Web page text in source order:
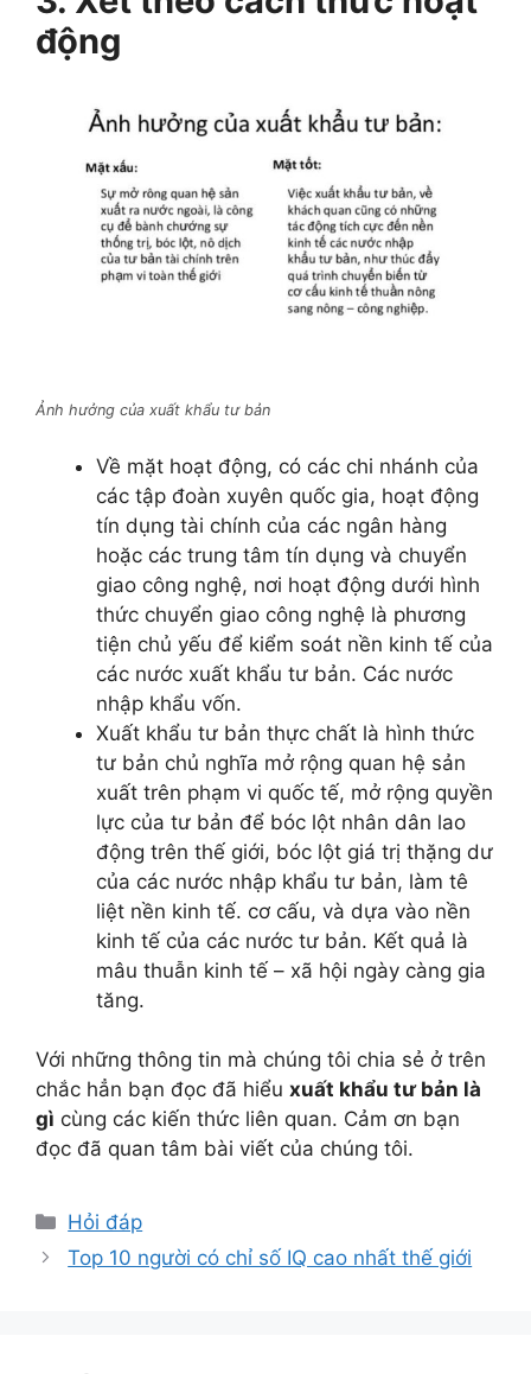
động
Ảnh hưởng của xuất khẩu tư bản
Về mặt hoạt động, có các chi nhánh của
các tập đoàn xuyên quốc gia, hoạt động
tín dụng tài chính của các ngân hàng
hoặc các trung tâm tín dụng và chuyển
giao công nghệ, nơi hoạt động dưới hình
thức chuyển giao công nghệ là phương
tiện chủ yếu để kiểm soát nền kinh tế của
các nước xuất khẩu tư bản. Các nước
nhập khẩu vốn.
Xuất khẩu tư bản thực chất là hình thức
tư bản chủ nghĩa mở rộng quan hệ sản
xuất trên phạm vi quốc tế, mở rộng quyền
lực của tư bản để bóc lột nhân dân lao
động trên thế giới, bóc lột giá trị thặng dư
của các nước nhập khẩu tư bản, làm tê
liệt nền kinh tế. cơ cấu, và dựa vào nền
kinh tế của các nước tư bản. Kết quả là
mâu thuẫn kinh tế – xã hội ngày càng gia
tăng.
Với những thông tin mà chúng tôi chia sẻ ở trên
chắc hẳn bạn đọc đã hiểu xuất khẩu tư bản là
gì cùng các kiến thức liên quan. Cảm ơn bạn
đọc đã quan tâm bài viết của chúng tôi.
Danh
mục
Hỏi đáp
Top 10 người có chỉ số IQ cao nhất thế giới